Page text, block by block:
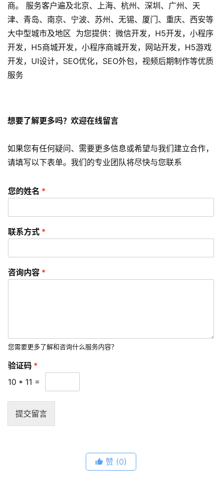
商。 服务客户遍及北京、上海、杭州、深圳、广州、天
津、青岛、南京、宁波、苏州、无锡、厦门、重庆、西安等
大中型城市及地区 为您提供：微信开发，H5开发，小程序
开发，H5商城开发，小程序商城开发，网站开发，H5游戏
开发，UI设计，SEO优化，SEO外包，视频后期制作等优质
服务
想要了解更多吗？欢迎在线留言
如果您有任何疑问、需要更多信息或希望与我们建立合作，
请填写以下表单。我们的专业团队将尽快与您联系
您的姓名 *
联系方式 *
咨询内容 *
您需要更多了解和咨询什么服务内容？
验证码 *
10 * 11 =
提交留言
赞 (0)